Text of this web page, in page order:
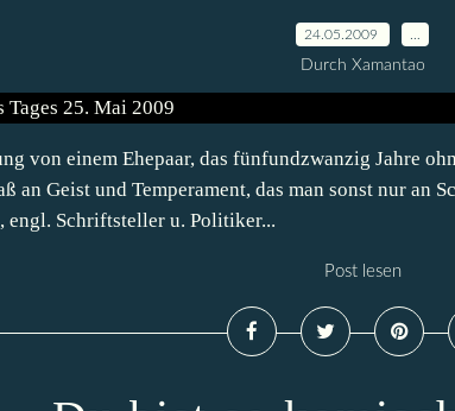
24.05.2009
Durch Xamantao
von einem Ehepaar, das fünfundzwanzig Jahre
an Geist und Temperament, das man sonst nur an
engl. Schriftsteller u. Politiker...
Post lesen